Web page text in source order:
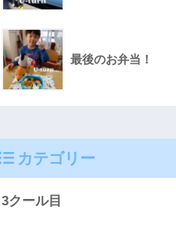
最後のお弁当！
カテゴリー
3クール目